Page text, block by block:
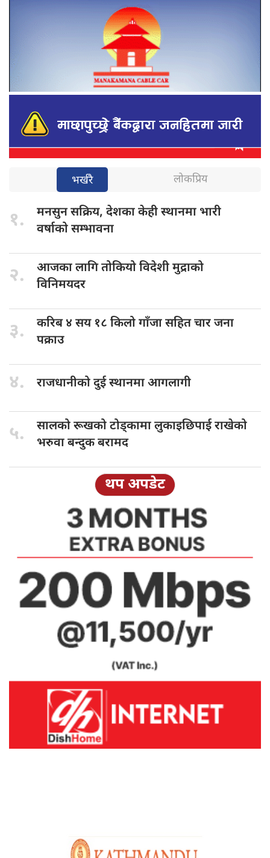
भर्खरै लोकप्रिय
१. मनसुन सक्रिय, देशका केही स्थानमा भारी
वर्षाको सम्भावना
२. आजका लागितोकियो विदेशी मुद्राको
विनिमयदर
३. करिब ४ सय १८ किलो गाँजा सहित चार जना
पक्राउ
४. राजधानीको दुईस्थानमा आगलागी
५. सालको रूखकोटोड्कामा लुकाइछिपाई राखेको
भरुवा बन्दुक बरामद
थप अपडेट